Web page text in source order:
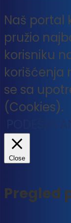
Naš portal
pružio
korisniku
korišćenja
se sa
(Cookies).
Close
Pregled